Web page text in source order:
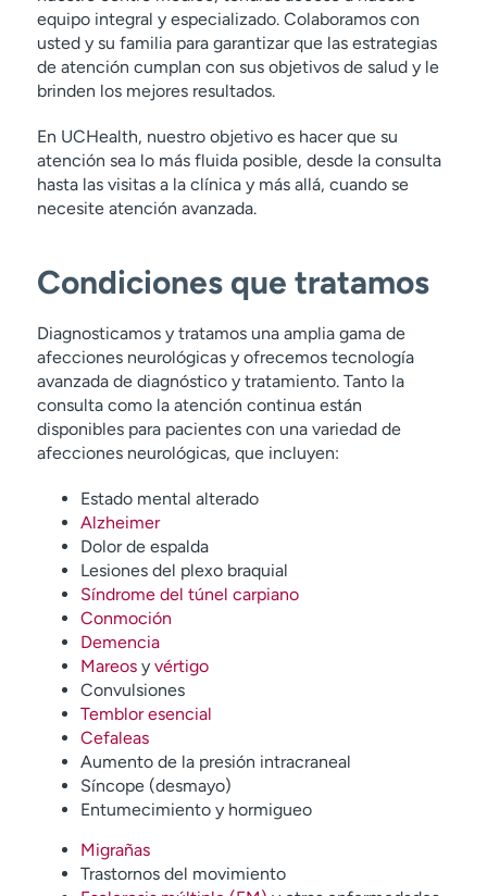
equipo integral y especializado. Colaboramos con
usted y su familia para garantizar que las estrategias
de atención cumplan con sus objetivos de salud y le
brinden los mejores resultados.
En UCHealth, nuestro objetivo es hacer que su
atención sea lo más fluida posible, desde la consulta
hasta las visitas a la clínica y más allá, cuando se
necesite atención avanzada.
Condiciones que tratamos
Diagnosticamos y tratamos una amplia gama de
afecciones neurológicas y ofrecemos tecnología
avanzada de diagnóstico y tratamiento. Tanto la
consulta como la atención continua están
disponibles para pacientes con una variedad de
afecciones neurológicas, que incluyen:
Estado mental alterado
Alzheimer
Dolor de espalda
Lesiones del plexo braquial
Síndrome del túnel carpiano
Conmoción
Demencia
Mareosy vértigo
Convulsiones
Temblor esencial
Cefaleas
Aumento de la presión intracraneal
Síncope (desmayo)
Entumecimiento y hormigueo
Migrañas
Trastornos del movimiento